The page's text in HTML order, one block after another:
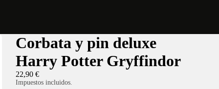
Corbata y pin deluxe
Harry Potter Gryffindor
22,90 €
Impuestos incluidos.